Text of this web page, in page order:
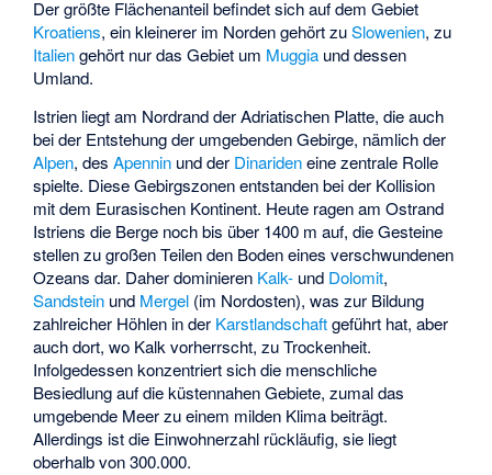
Der größte Flächenanteil befindet sich auf dem Gebiet
Kroatiens, ein kleinerer im Norden gehört zuSlowenien, zu
Italiengehört nur das Gebiet um Muggia und dessen
Umland.
Istrien liegt am Nordrand der Adriatischen Platte, die auch
bei der Entstehung der umgebenden Gebirge, nämlich der
Alpen, desApennin und der Dinarideneine zentrale Rolle
spielte. Diese Gebirgszonen entstanden bei der Kollision
mit dem Eurasischen Kontinent. Heute ragen am Ostrand
Istriens die Berge noch bis über 1400 m auf, die Gesteine
stellen zu großen Teilen den Boden eines verschwundenen
Ozeans dar. Daher dominieren Kalk- und Dolomit,
Sandstein und Mergel (im Nordosten), was zur Bildung
zahlreicher Höhlen in der Karstlandschaftgeführt hat, aber
auch dort, wo Kalk vorherrscht, zu Trockenheit.
Infolgedessen konzentriert sich die menschliche
Besiedlung auf die küstennahen Gebiete, zumal das
umgebende Meer zu einem milden Klima beiträgt.
Allerdings ist die Einwohnerzahl rückläufig, sie liegt
oberhalb von 300.000.